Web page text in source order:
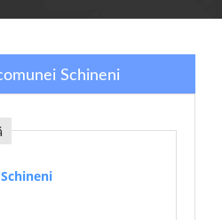
Schineni